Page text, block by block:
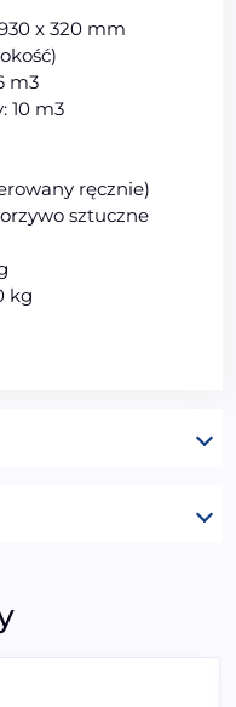
x 320 mm
m3
10 m3
ręcznie)
sztuczne
kg